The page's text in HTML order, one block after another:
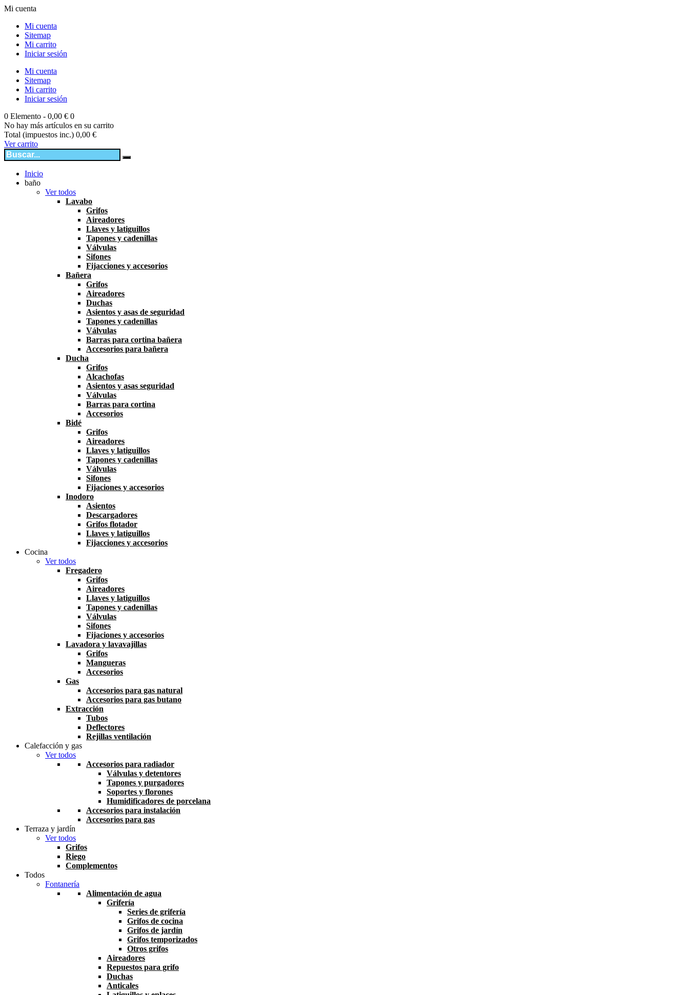
Mi cuenta
Mi cuenta
Sitemap
Mi carrito
Iniciar sesión
Mi cuenta
Sitemap
Mi carrito
Iniciar sesión
0 Elemento - 0,00 € 0
No hay más artículos en su carrito
Total (impuestos inc.) 0,00 €
Ver carrito
Inicio
baño
Ver todos
Lavabo
Grifos
Aireadores
Llaves y latiguillos
Tapones y cadenillas
Válvulas
Sifones
Fijacciones y accesorios
Bañera
Grifos
Aireadores
Duchas
Asientos y asas de seguridad
Tapones y cadenillas
Válvulas
Barras para cortina bañera
Accesorios para bañera
Ducha
Grifos
Alcachofas
Asientos y asas seguridad
Válvulas
Barras para cortina
Accesorios
Bidé
Grifos
Aireadores
Llaves y latiguillos
Tapones y cadenillas
Válvulas
Sifones
Fijaciones y accesorios
Inodoro
Asientos
Descargadores
Grifos flotador
Llaves y latiguillos
Fijacciones y accesorios
Cocina
Ver todos
Fregadero
Grifos
Aireadores
Llaves y latiguillos
Tapones y cadenillas
Válvulas
Sifones
Fijaciones y accesorios
Lavadora y lavavajillas
Grifos
Mangueras
Accesorios
Gas
Accesorios para gas natural
Accesorios para gas butano
Extracción
Tubos
Deflectores
Rejillas ventilación
Calefacción y gas
Ver todos
Accesorios para radiador
Válvulas y detentores
Tapones y purgadores
Soportes y florones
Humidificadores de porcelana
Accesorios para instalación
Accesorios para gas
Terraza y jardín
Ver todos
Grifos
Riego
Complementos
Todos
Fontanería
Alimentación de agua
Grifería
Series de grifería
Grifos de cocina
Grifos de jardín
Grifos temporizados
Otros grifos
Aireadores
Repuestos para grifo
Duchas
Anticales